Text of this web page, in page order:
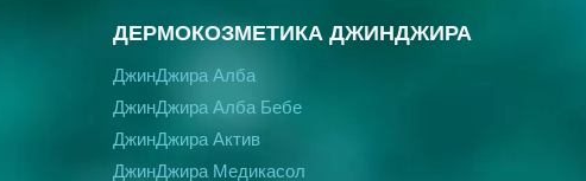
ДЕРМОКОЗМЕТИКА ДЖИНДЖИРА
ДжинДжира Алба
ДжинДжира Алба Бебе
ДжинДжира Актив
ДжинДжира Медикасол